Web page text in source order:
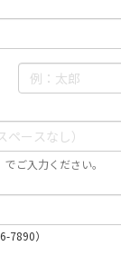
ご入力ください。
7890）